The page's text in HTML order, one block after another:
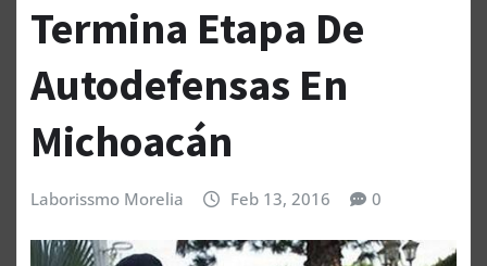
Termina Etapa De
Autodefensas En
Michoacán
Laborissmo Morelia Feb 13, 2016 0